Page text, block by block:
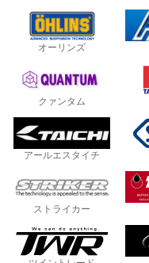
オーリンズ
クァンタム
アールエスタイチ
ストライカー